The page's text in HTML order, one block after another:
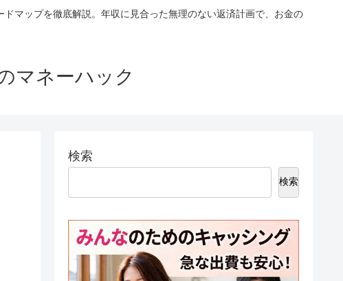
マップを徹底解説。年収に見合った無理のない返済計画で、お金の
マネーハック
検索
検索